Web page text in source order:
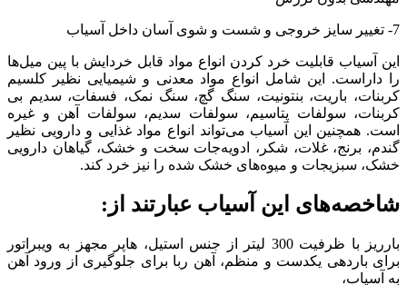
7- تغییر سایز خروجی و شست و شوی آسان داخل آسیاب
این آسیاب قابلیت خرد کردن انواع مواد قابل خردایش با پین میل‌ها
را داراست. این شامل انواع مواد معدنی و شیمیایی نظیر کلسیم
کربنات، باریت، بنتونیت، سنگ گچ، سنگ نمک، فسفات، سدیم بی
کربنات، سولفات پتاسیم، سولفات سدیم، سولفات آهن و غیره
است. همچنین این آسیاب می‌تواند انواع مواد غذایی و دارویی نظیر
گندم، برنج، غلات، شکر، ادویه‌جات سخت و خشک، گیاهان دارویی
خشک، سبزیجات و میوه‌های خشک شده را نیز خرد کند.
شاخصه‌های این آسیاب عبارتند از:
بارریز با ظرفیت 300 لیتر از جنس استیل، هاپر مجهز به ویبراتور
برای باردهی یکدست و منظم، آهن ربا برای جلوگیری از ورود آهن
به آسیاب،